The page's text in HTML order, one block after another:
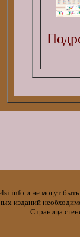
и не могут
изданий
Страница